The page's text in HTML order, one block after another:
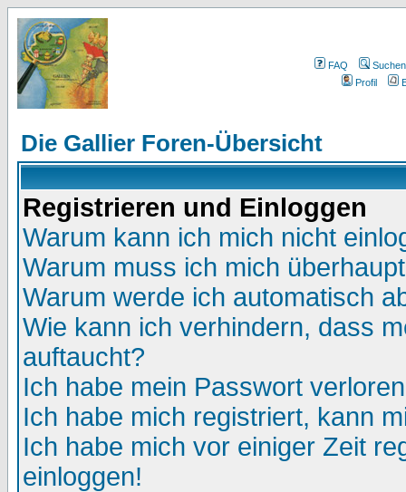
FAQ
Suchen
Profil
Die Gallier Foren-Übersicht
Registrieren und Einloggen
Warum kann ich mich nicht
Warum muss ich mich
Warum werde ich automatisch
Wie kann ich verhindern, dass
auftaucht?
Ich habe mein Passwort
Ich habe mich registriert, kann
Ich habe mich vor einiger Zeit
einloggen!